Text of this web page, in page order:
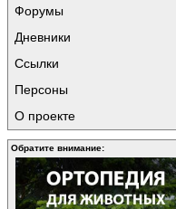
Форумы
Дневники
Ссылки
Персоны
О проекте
Обратите внимание: